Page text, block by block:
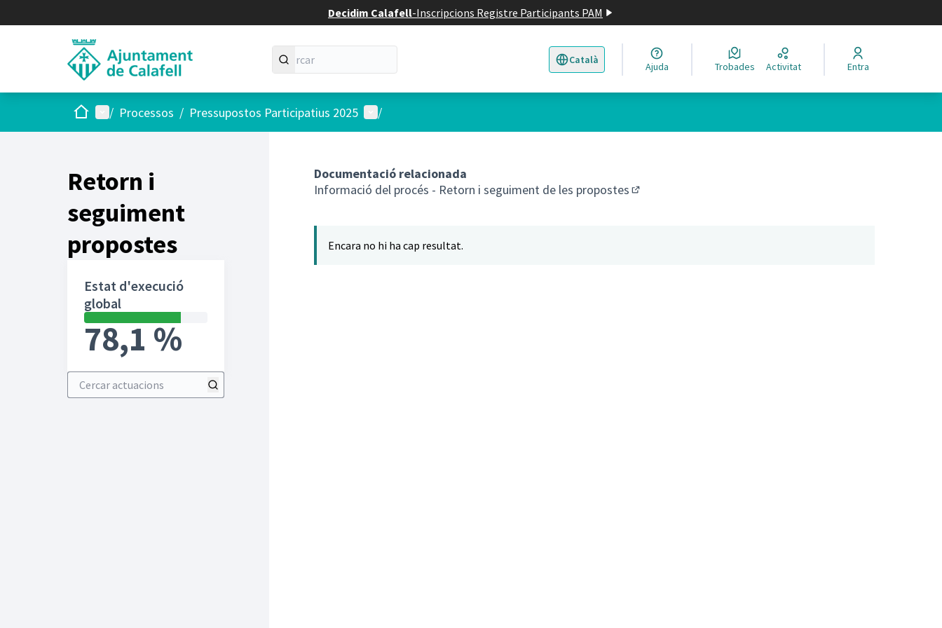
Decidim Calafell-Inscripcions Registre Participants PAM
Català
Triar la llengua Elegir el idioma
Ajuda Trobades Activitat Entra
Inici Menú principal
/ Processos / Pressupostos Participatius 2025 Menú d'usuari
/
Retorn i
seguiment
propostes
Estat d'execució
global
78,1 %
Cercar actuacions
Documentació relacionada
Informació del procés - Retorn i seguiment de les propostes
Encara no hi ha cap resultat.